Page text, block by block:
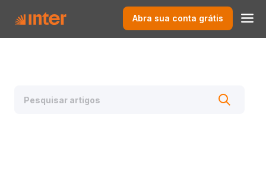
Abra sua conta grátis